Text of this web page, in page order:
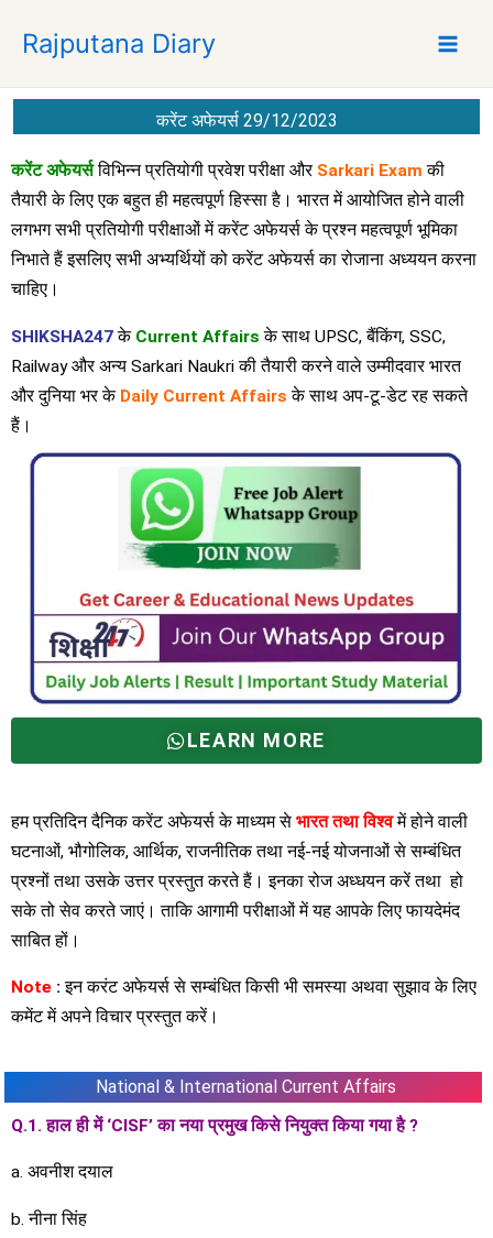
p
Rajputana Diary
करेंट अफेयर्स 29/12/2023
करेंट अफेयर्सविभिन्न प्रतियोगी प्रवेश परीक्षा और Sarkari Exam की
तैयारी के लिए एक बहुत ही महत्वपूर्ण हिस्सा है। भारत में आयोजित होने वाली
लगभग सभी प्रतियोगी परीक्षाओं में करेंट अफेयर्स के प्रश्न महत्वपूर्ण भूमिका
निभाते हैं इसलिए सभी अभ्यर्थियों को करेंट अफेयर्स का रोजाना अध्ययन करना
चाहिए।
SHIKSHA247केCurrent Affairsके साथ UPSC, बैंकिंग, SSC,
Railway और अन्य Sarkari Naukri की तैयारी करने वाले उम्मीदवार भारत
और दुनिया भर के Daily Current Affairs के साथ अप-टू-डेट रह सकते
हैं।
LEARN MORE
हम प्रतिदिन दैनिक करेंट अफेयर्स के माध्यम से भारत तथा विश्वमें होने वाली
घटनाओं, भौगोलिक, आर्थिक, राजनीतिक तथा नई-नई योजनाओं से सम्बंधित
प्रश्नों तथा उसके उत्तर प्रस्तुत करते हैं। इनका रोज अध्धयन करें तथा हो
सके तो सेव करते जाएं। ताकि आगामी परीक्षाओं में यह आपके लिए फायदेमंद
साबित हों।
Note : इन करंट अफेयर्स से सम्बंधित किसी भी समस्या अथवा सुझाव के लिए
कमेंट में अपने विचार प्रस्तुत करें।
National & International Current Affairs
Q.1. हाल ही में ‘CISF’ का नया प्रमुख किसे नियुक्त किया गया है ?
a. अवनीश दयाल
b. नीना सिंह